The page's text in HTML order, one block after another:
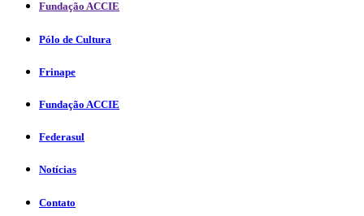
Fundação ACCIE
Pólo de Cultura
Frinape
Fundação ACCIE
Federasul
Notícias
Contato